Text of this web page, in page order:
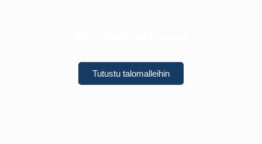
Tutustu talomalleihin